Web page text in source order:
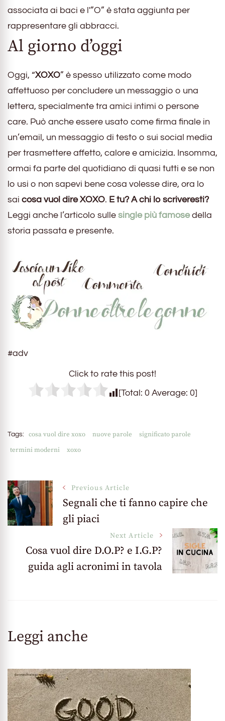
associata ai baci e l'”O” è stata aggiunta per
rappresentare gli abbracci.
Al giorno d’oggi
Oggi, “XOXO” è spesso utilizzato come modo
affettuoso per concludere un messaggio o una
lettera, specialmente tra amici intimi o persone
care. Può anche essere usato come firma finale in
un’email, un messaggio di testo o sui social media
per trasmettere affetto, calore e amicizia. Insomma,
ormai fa parte del quotidiano di quasi tutti e se non
lo usi o non sapevi bene cosa volesse dire, ora lo
sai cosa vuol dire XOXO. E tu? A chi lo scriveresti?
Leggi anche l’articolo sulle single più famosedella
storia passata e presente.
#adv
Click to rate this post!
[Total: 0 Average: 0]
Tags: cosa vuol dire xoxo nuove parole
significato parole
termini moderni
xoxo
Post
Navigation
Previous Article
Segnali che ti fanno capire che
gli piaci
Next Article
Cosa vuol dire D.O.P? e I.G.P?
guida agli acronimi in tavola
Leggi anche